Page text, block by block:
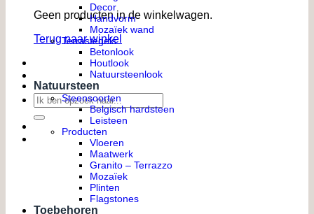
Geen producten in de winkelwagen.
Terug naar winkel
Zoeken
naar:
Decor
Handvorm
Mozaïek wand
Terrastegels
Betonlook
Houtlook
Natuursteenlook
Natuursteen
Steensoorten
Belgisch hardsteen
Leisteen
Producten
Vloeren
Maatwerk
Granito – Terrazzo
Mozaïek
Plinten
Flagstones
Toebehoren